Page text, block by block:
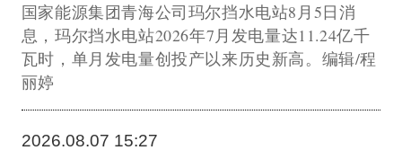
国家能源集团青海公司玛尔挡水电站8月5日消
息，玛尔挡水电站2026年7月发电量达11.24亿千
瓦时，单月发电量创投产以来历史新高。编辑/程
丽婷
2026.08.07 15:27